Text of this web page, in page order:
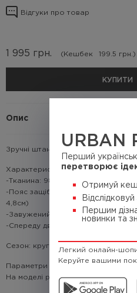
URBAN
Перший
перетворює
Отримуй
Першим
новинки та
Легкий онлайн-
Керуйте вашими
Відгуки про товар
1 995 грн. (Кешбек 199.5 грн.)
КУПИТИ
Опис
Зручні штани, які щодня доповнять
Характеристики:
-Тканина: 98% бавовна; 2%
-Пояс защібається на гудзик
4,8см)
-Завужений до низу штанини крій
-Спереду дві кишені
Сезон: круглорічний
Параметри моделі: зріст:185, вага
На моделі розмір: L